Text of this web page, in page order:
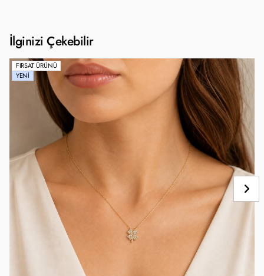
İlginizi Çekebilir
FIRSAT ÜRÜNÜ
YENI